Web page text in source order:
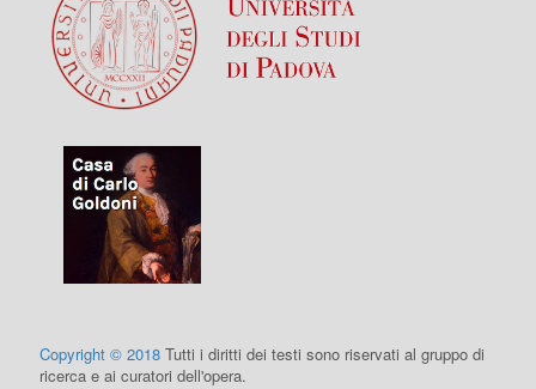
Copyright © 2018 Tutti i diritti dei testi sono riservati al gruppo di
ricerca e ai curatori dell'opera.